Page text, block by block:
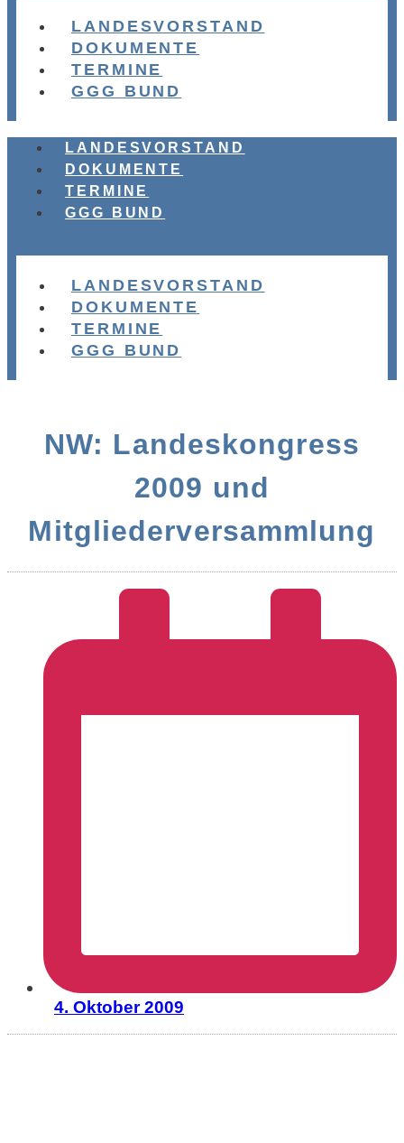
LANDESVORSTAND
DOKUMENTE
TERMINE
GGG BUND
LANDESVORSTAND
DOKUMENTE
TERMINE
GGG BUND
LANDESVORSTAND
DOKUMENTE
TERMINE
GGG BUND
NW: Landeskongress
2009 und
Mitgliederversammlung
4. Oktober 2009